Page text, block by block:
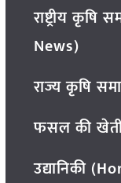
राष्ट्रीय
News)
राज्य कृषि
फसल की
उद्यानिकी